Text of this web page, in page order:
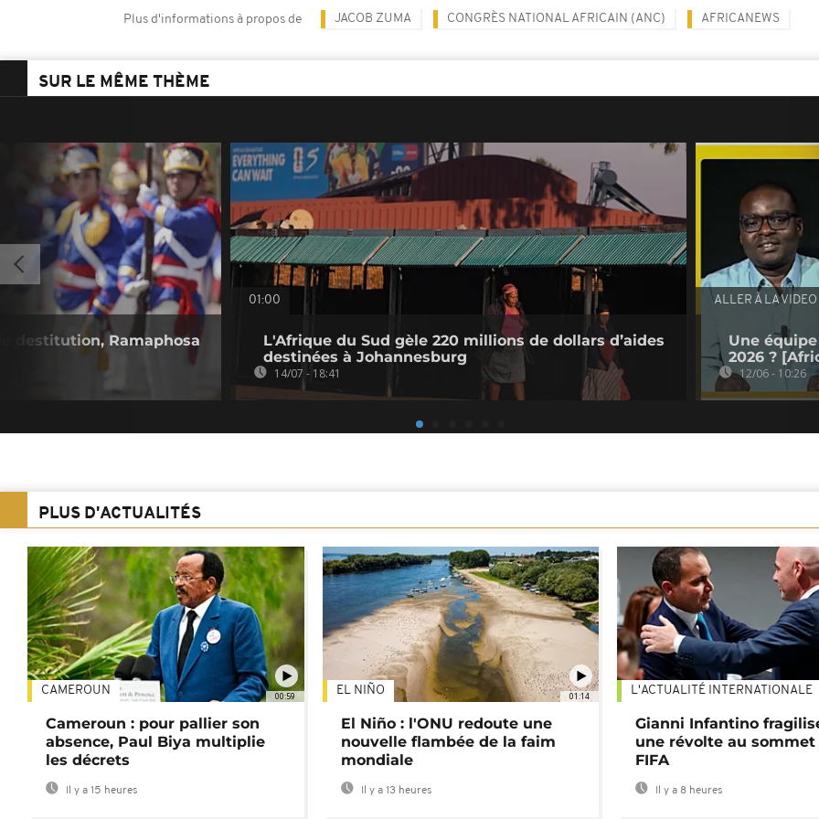
Plus d'informations à propos de JACOB ZUMA CONGRÈS NATIONAL AFRICAIN (ANC) AFRICANEWS
SUR LE MÊME THÈME
destitution, Ramaphosa
01:00
L'Afrique du Sud gèle 220 millions de dollars d’aides
destinées à Johannesburg
14/07 - 18:41
ALLER À LA VIDEO
Une
2026 ?
12/06 - 10:26
PLUS D'ACTUALITÉS
00:59
CAMEROUN
Cameroun : pour pallier son
absence, Paul Biya multiplie
les décrets
Il y a 15 heures
01:14
EL NIÑO
El Niño : l'ONU redoute une
nouvelle flambée de la faim
mondiale
Il y a 13 heures
L'ACTUALITÉ INTERNATIONALE
Gianni Infantino
une révolte au sommet
FIFA
Il y a 8 heures